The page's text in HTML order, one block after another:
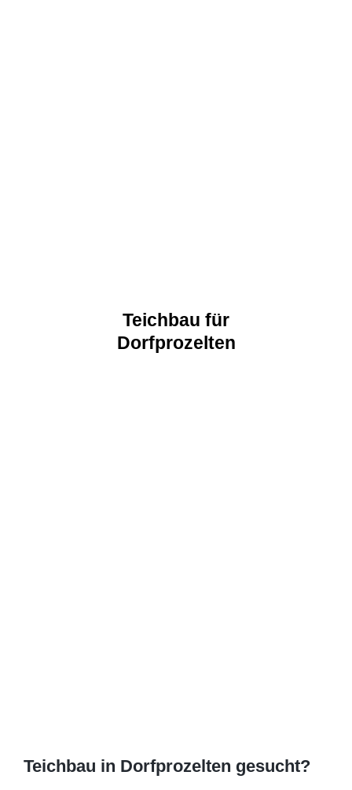
Teichbau für
Dorfprozelten
Teichbau in Dorfprozelten gesucht?